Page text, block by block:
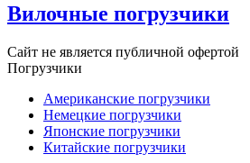
Вилочные погрузчики
Сайт не является публичной офертой
Погрузчики
Американские погрузчики
Немецкие погрузчики
Японские погрузчики
Китайские погрузчики